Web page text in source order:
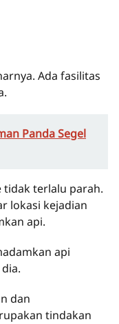
Ada fasilitas
Panda Segel
terlalu parah.
lokasi kejadian
api.
api
dan
tindakan